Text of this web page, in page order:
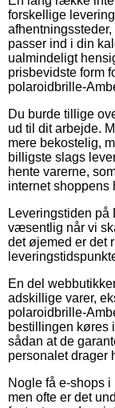
forskellige
passer ind i din
ualmindeligt
prisbevidste form
polaroidbrille-
Du burde tillige
ud til dit arbejde.
mere bekostelig,
billigste slags
hente varerne,
internet shoppens
Leveringstiden
væsentlig når vi
det øjemed er det
En del
adskillige varer,
polaroidbrille-
bestillingen køres
sådan at de
personalet drager
Nogle få e-shops
men ofte er det